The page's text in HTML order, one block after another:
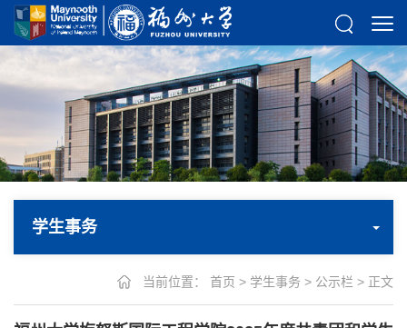
学生事务
当前位置： 首页 > 学生事务 > 公示栏 > 正文